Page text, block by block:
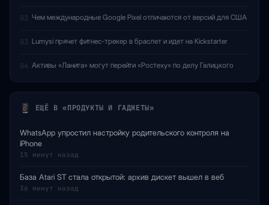
02 Чем международные Google Pixel отличаются от версий для США
03 Lumysi прячет фитнес-трекер в браслет и идет на Kickstarter
04 Активы «Ланита» могут перейти «Ростеху» по делу Галицкого
ЕЩЁ В «ПРОДУКТЫ И ГАДЖЕТЫ»
WhatsApp упростил настройку родительского контроля на
iPhone
15 минут назад
База Atari ST стала открытой: архив дискет вышел в веб
36 минут назад